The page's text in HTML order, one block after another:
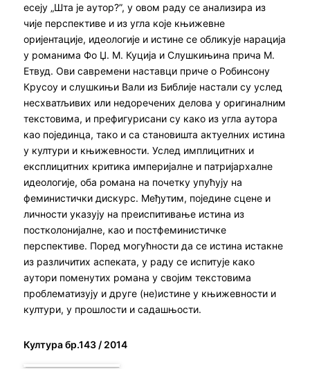
есеју „Шта је аутор?”, у овом раду се анализира из
чије перспективе и из угла које књижевне
оријентације, идеологије и истине се обликује нарација
у романима ФоЏ. М. Куција и Слушкињина прича М.
Етвуд. Ови савремени наставци приче о Робинсону
Крусоу и слушкињи Вали из Библије настали су услед
несхватљивих или недоречених делова у оригиналним
текстовима, и префигурисани су како из угла аутора
као појединца, тако и са становишта актуелних истина
у култури и књижевности. Услед имплицитних и
експлицитних критика империјалне и патријархалне
идеологије, оба романа на почетку упућују на
феминистички дискурс. Међутим, поједине сцене и
личности указују на преиспитивање истина из
постколонијалне, као и постфеминистичке
перспективе. Поред могућности да се истина истакне
из различитих аспеката, у раду се испитује како
аутори поменутих романа у својим текстовима
проблематизују и друге (не)истине у књижевности и
култури, у прошлости и садашњости.
Култура бр.143 / 2014